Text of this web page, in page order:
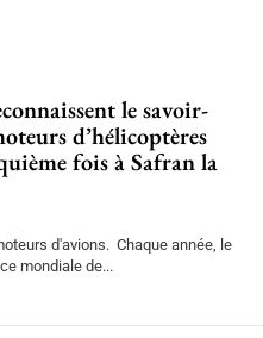
le savoir-
d’hélicoptères
fois à Safran la
Chaque année, le
mondiale de...